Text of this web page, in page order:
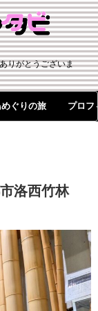
りがとうございま
ぐりの旅 プロフ
洛西竹林